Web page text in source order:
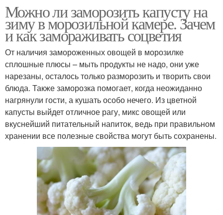
Можно ли заморозить капусту на
зиму в морозильной камере. Зачем
и как замораживать соцветия
От наличия замороженных овощей в морозилке
сплошные плюсы – мыть продукты не надо, они уже
нарезаны, осталось только разморозить и творить свои
блюда. Также заморозка помогает, когда неожиданно
нагрянули гости, а кушать особо нечего. Из цветной
капусты выйдет отличное рагу, микс овощей или
вкуснейший питательный напиток, ведь при правильном
хранении все полезные свойства могут быть сохранены.